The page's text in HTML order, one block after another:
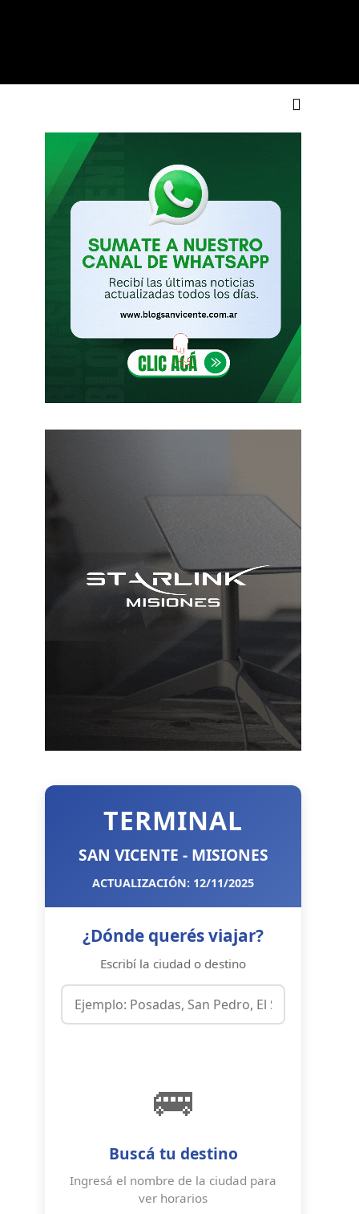
TERMINAL
SAN VICENTE - MISIONES
ACTUALIZACIÓN: 12/11/2025
¿Dónde querés viajar?
Escribí la ciudad o destino
🚌
Buscá tu destino
Ingresá el nombre de la ciudad para
ver horarios